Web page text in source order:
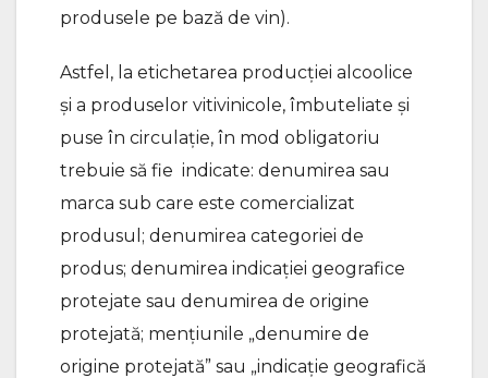
produsele pe bază de vin).
Astfel, la etichetarea producţiei alcoolice
și a produselor vitivinicole, îmbuteliate și
puse în circulație, în mod obligatoriu
trebuie să fie indicate: denumirea sau
marca sub care este comercializat
produsul; denumirea categoriei de
produs; denumirea indicaţiei geografice
protejate sau denumirea de origine
protejată; menţiunile „denumire de
origine protejată” sau „indicaţie geografică